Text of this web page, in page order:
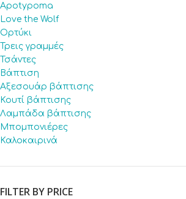
Apotypoma
Love the Wolf
Ορτύκι
Τρεις γραμμές
Τσάντες
Βάπτιση
Αξεσουάρ βάπτισης
Κουτί βάπτισης
Λαμπάδα βάπτισης
Μπομπονιέρες
Καλοκαιρινά
FILTER BY PRICE